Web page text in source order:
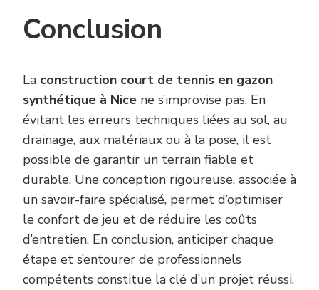
Conclusion
La construction court de tennis en gazon
synthétique à Nice ne s’improvise pas. En
évitant les erreurs techniques liées au sol, au
drainage, aux matériaux ou à la pose, il est
possible de garantir un terrain fiable et
durable. Une conception rigoureuse, associée à
un savoir-faire spécialisé, permet d’optimiser
le confort de jeu et de réduire les coûts
d’entretien. En conclusion, anticiper chaque
étape et s’entourer de professionnels
compétents constitue la clé d’un projet réussi.